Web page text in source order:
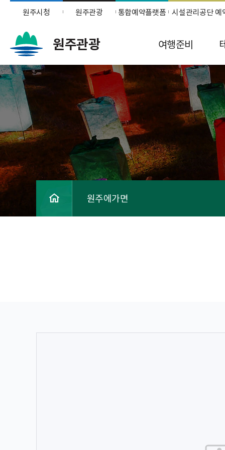
원주시청 원주관광 통합예약플랫폼 시설관리공단 예
원주관광 여행준비
원주에가면